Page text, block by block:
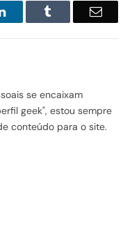
LinkedIn Email
se encaixam
geek", estou sempre
conteúdo para o site.